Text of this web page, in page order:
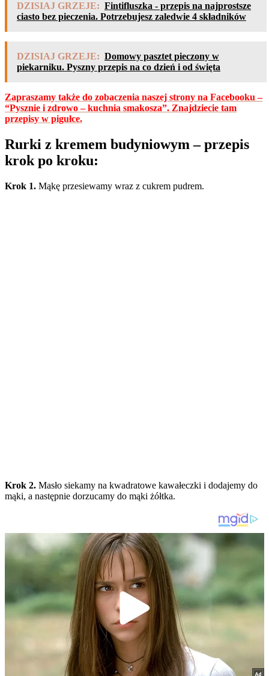
DZISIAJ GRZEJE: Fintifluszka - przepis na najprostsze
ciasto bez pieczenia. Potrzebujesz zaledwie 4 składników
DZISIAJ GRZEJE: Domowy pasztet pieczony w
piekarniku. Pyszny przepis na co dzień i od święta
Zapraszamy także do zobaczenia naszej strony na Facebooku –
“Pysznie i zdrowo – kuchnia smakosza”. Znajdziecie tam
przepisy w pigułce.
Rurki z kremem budyniowym – przepis
krok po kroku:
Krok 1. Mąkę przesiewamy wraz z cukrem pudrem.
Krok 2. Masło siekamy na kwadratowe kawałeczki i dodajemy do
mąki, a następnie dorzucamy do mąki żółtka.